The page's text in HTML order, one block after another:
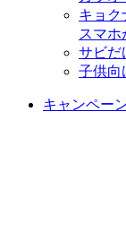
キョク
スマホ
サビだ
子供向
キャンペー